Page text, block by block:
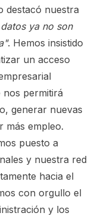
destacó nuestra
ya no son
. Hemos insistido
un acceso
nos permitirá
generar nuevas
más empleo.
puesto a
y nuestra red
hacia el
con orgullo el
y los